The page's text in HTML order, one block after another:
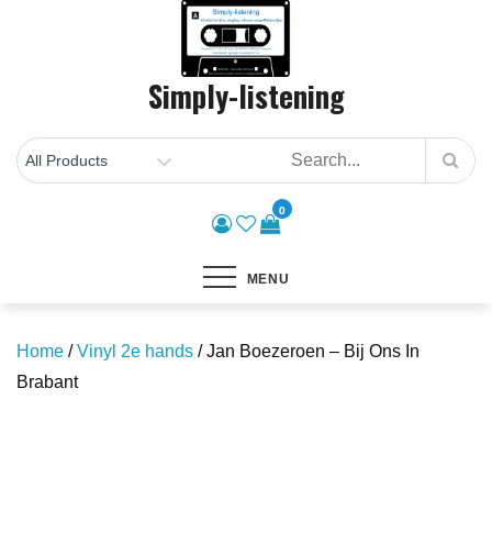
Simply-listening
0
MENU
Home /Vinyl 2e hands / Jan Boezeroen – Bij Ons In
Brabant